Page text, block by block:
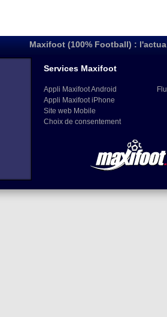
Maxifoot (100% Football) :
Services Maxifoot
Appli Maxifoot Android
Appli Maxifoot iPhone
Site web Mobile
Choix de consentement